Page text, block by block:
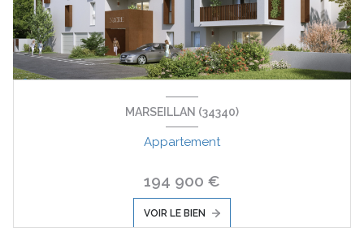
MARSEILLAN (34340)
Appartement
194 900 €
VOIR LE BIEN